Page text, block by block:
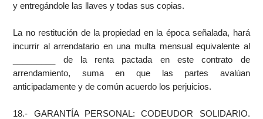
y entregándole las llaves y todas sus copias.
La no restitución de la propiedad en la época señalada, hará
incurrir al arrendatario en una multa mensual equivalente al
_________ de la renta pactada en este contrato de
arrendamiento, suma en que las partes avalúan
anticipadamente y de común acuerdo los perjuicios.
18.- GARANTÍA PERSONAL: CODEUDOR SOLIDARIO.